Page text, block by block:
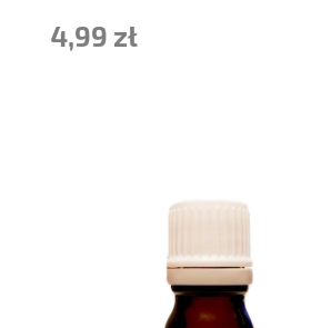
4,99 zł